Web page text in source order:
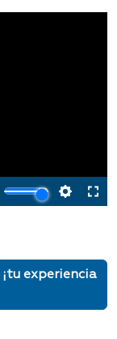
¡tu experiencia